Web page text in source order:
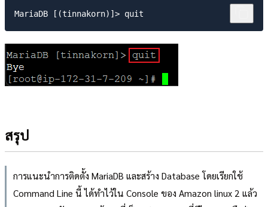
สรุป
การแนะนำการติดตั้ง MariaDB และสร้าง Database โดยเรียกใช้
Command Line นี้ ได้ทำไว้ใน Console ของ Amazon linux 2 แล้ว